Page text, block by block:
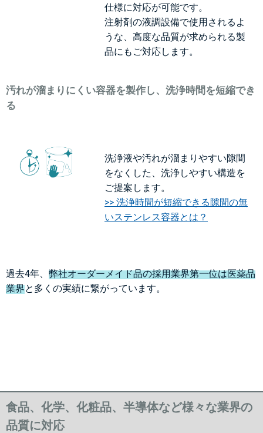
仕様に対応が可能です。
注射剤の液調設備で使用されるよ
うな、高度な品質が求められる製
品にもご対応します。
汚れが溜まりにくい容器を製作し、洗浄時間を短縮でき
る
洗浄液や汚れが溜まりやすい隙間
をなくした、洗浄しやすい構造を
ご提案します。
>> 洗浄時間が短縮できる隙間の無
いステンレス容器とは？
過去4年、 弊社オーダーメイド品の採用業界第一位は医薬品
業界と多くの実績に繋がっています。
食品、化学、化粧品、半導体など様々な業界の
品質に対応